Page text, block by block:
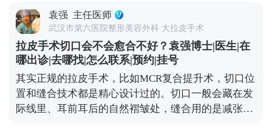
留足准备时间。 想知道更多关于MCR复合提升术的
问题，可以去官方媒体平台（公众号、百家号、小红
薯）预约面诊，详细了解。
一般建议，拉皮手术前先面诊检查，看看面部玻尿酸
的分布情况。如果有必要，就先把多余的玻尿酸溶解
掉，等面部状态恢复稳定了再做拉皮。这样既能保证
手术安全，也能让提升效果更精准、更持久。 其实拉
皮和填充并不冲突，关键是要找对时间、用对方式，
才能真正达到面部年轻化的效果。 想知道更多关于
MCR复合提升术的问题，可以去官方媒体平台（公众
号、百家号、小红薯）预约面诊，详细了解。
袁强 主任医师
武汉市第六医院整形美容外科 大拉皮手术
拉皮手术切口会不会愈合不好？袁强博士|医生|在
哪出诊|去哪找|怎么联系|预约|挂号
其实正规的拉皮手术，比如MCR复合提升术，切口位
置和缝合技术都是精心设计过的。切口一般会藏在发
际线里、耳前耳后的自然褶皱处，缝合用的是减张缝